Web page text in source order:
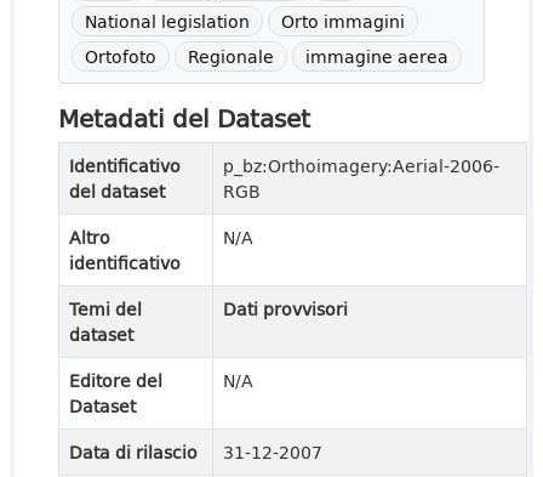
National legislation
Orto immagini
Ortofoto
Regionale immagine aerea
Metadati del Dataset
Identificativo
del dataset
p_bz:Orthoimagery:Aerial-2006-
RGB
Altro
identificativo
N/A
Temi del
dataset
Dati provvisori
Editore del
Dataset
N/A
Data di rilascio
31-12-2007